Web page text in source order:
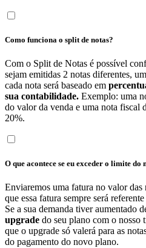
Como funciona o split de notas?
Com o Split de Notas é possível
sejam emitidas 2 notas diferentes,
cada nota será baseado em
sua contabilidade. Exemplo: uma
do valor da venda e uma nota fiscal
20%.
O que acontece se eu exceder o limite do
Enviaremos uma fatura no valor das
que essa fatura sempre será
Se a sua demanda tiver aumentado
upgrade do seu plano com o nosso
que o upgrade só valerá para as
do pagamento do novo plano.